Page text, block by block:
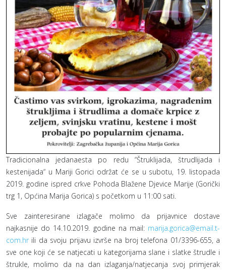
Tradicionalna jedanaesta po redu “Štruklijada, štrudlijada i
kestenijada“ u Mariji Gorici održat će se u subotu, 19. listopada
2019. godine ispred crkve Pohoda Blažene Djevice Marije (Gorički
trg 1, Općina Marija Gorica) s početkom u 11:00 sati.
Sve zainteresirane izlagače molimo da prijavnice dostave
najkasnije do 14.10.2019. godine na mail: marija.gorica@email.t-
com.hr ili da svoju prijavu izvrše na broj telefona 01/3396-655, a
sve one koji će se natjecati u kategorijama slane i slatke štrudle i
štrukle, molimo da na dan izlaganja/natjecanja svoj primjerak